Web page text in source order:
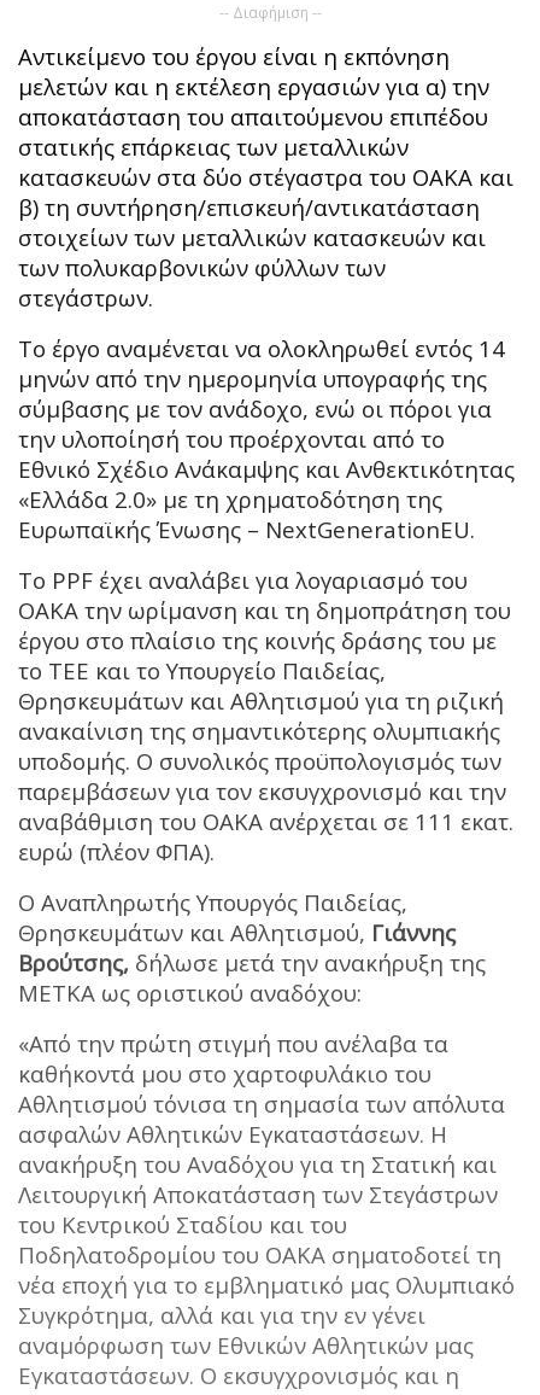
-- Διαφήμιση --
Αντικείμενο του έργου είναι η εκπόνηση
μελετών και η εκτέλεση εργασιών για α) την
αποκατάσταση του απαιτούμενου επιπέδου
στατικής επάρκειας των μεταλλικών
κατασκευών στα δύο στέγαστρα του ΟΑΚΑ και
β) τη συντήρηση/επισκευή/αντικατάσταση
στοιχείων των μεταλλικών κατασκευών και
των πολυκαρβονικών φύλλων των
στεγάστρων.
Το έργο αναμένεται να ολοκληρωθεί εντός 14
μηνών από την ημερομηνία υπογραφής της
σύμβασης με τον ανάδοχο, ενώ οι πόροι για
την υλοποίησή του προέρχονται από το
Εθνικό Σχέδιο Ανάκαμψης και Ανθεκτικότητας
«Ελλάδα 2.0» με τη χρηματοδότηση της
Ευρωπαϊκής Ένωσης – NextGenerationEU.
Το PPF έχει αναλάβει για λογαριασμό του
ΟΑΚΑ την ωρίμανση και τη δημοπράτηση του
έργου στο πλαίσιο της κοινής δράσης του με
το ΤΕΕ και το Υπουργείο Παιδείας,
Θρησκευμάτων και Αθλητισμού για τη ριζική
ανακαίνιση της σημαντικότερης ολυμπιακής
υποδομής. Ο συνολικός προϋπολογισμός των
παρεμβάσεων για τον εκσυγχρονισμό και την
αναβάθμιση του ΟΑΚΑ ανέρχεται σε 111 εκατ.
ευρώ (πλέον ΦΠΑ).
O Αναπληρωτής Υπουργός Παιδείας,
Θρησκευμάτων και Αθλητισμού, Γιάννης
Βρούτσης, δήλωσε μετά την ανακήρυξη της
ΜΕΤΚΑ ως οριστικού αναδόχου:
«Από την πρώτη στιγμή που ανέλαβα τα
καθήκοντά μου στο χαρτοφυλάκιο του
Αθλητισμού τόνισα τη σημασία των απόλυτα
ασφαλών Αθλητικών Εγκαταστάσεων. Η
ανακήρυξη του Αναδόχου για τη Στατική και
Λειτουργική Αποκατάσταση των Στεγάστρων
του Κεντρικού Σταδίου και του
Ποδηλατοδρομίου του ΟΑΚΑ σηματοδοτεί τη
νέα εποχή για το εμβληματικό μας Ολυμπιακό
Συγκρότημα, αλλά και για την εν γένει
αναμόρφωση των Εθνικών Αθλητικών μας
Εγκαταστάσεων. Ο εκσυγχρονισμός και η